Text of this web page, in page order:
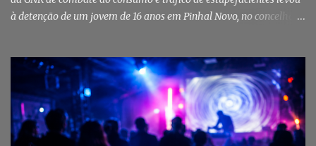
à detenção de um jovem de 16 anos em Pinhal Novo, no concelho
das autoridades sobre este tipo de criminalidade no distrito de
Setúbal. Droga, arma branca e dinheiro apreendidos pela GNR Um
jovem de 16 anos foi detido na segunda-feira, 28 de Julho, por
suspeitas da prática do crime de tráfico de estupefacientes, na
localidade de Pinhal Novo. A detenção foi efetuada pelo Comando